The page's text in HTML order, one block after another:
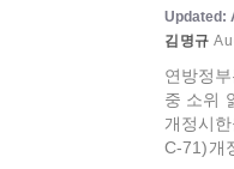
Updated:
김명규
연방정
중 소위
개정시
C-71)개